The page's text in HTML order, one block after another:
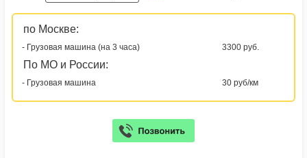
по Москве:
- Грузовая машина (на 3 часа) 3300 руб.
По МО и России:
- Грузовая машина 30 руб/км